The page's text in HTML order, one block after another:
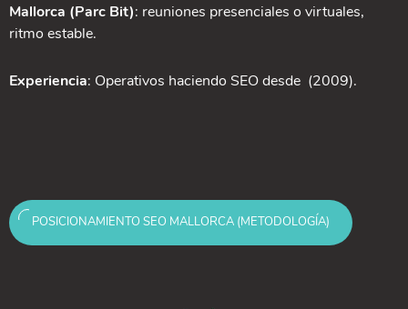
Mallorca (Parc Bit): reuniones presenciales o virtuales,
ritmo estable.
Experiencia: Operativos haciendo SEO desde (2009).
POSICIONAMIENTO SEO MALLORCA (METODOLOGÍA)